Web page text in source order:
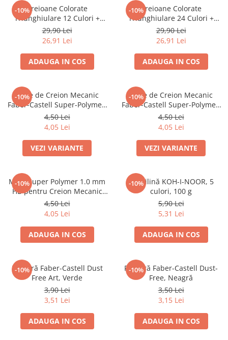
Organizare și Arhivare
Accesorii de organizare
Bibliorafturi
Clipboard-uri
Dosare Plastic
Folii de protecție
Penare cu doua compartimente
Penare cu trei compartimente
Penare echipate
Penare neechipate
Pictură și desen
Accesorii pentru pictură
Acuarele
Culori acrilice
Culori în ulei
Tempera și Guașe
Tăiere și lipire
-10%Creioane Colorate
Triunghiulare 12 Culori +
Ascuțitoare Eco Faber-Castell
29,90 Lei
26,91 Lei
ADAUGA IN COS
-10%Creioane Colorate
Triunghiulare 24 Culori +
Ascuțitoare Eco Faber-Castell
29,90 Lei
26,91 Lei
ADAUGA IN COS
-10%
Mine de Creion Mecanic
Faber-Castell Super-Polymer,
0,5 mm, HB/B, 12 Bucăți
4,50 Lei
4,05 Lei
VEZI VARIANTE
-10%
Mine de Creion Mecanic
Faber-Castell Super-Polymer,
0,7 mm, HB/B, 12 Bucăți
4,50 Lei
4,05 Lei
VEZI VARIANTE
-10%
Mine Super Polymer 1.0 mm
HB pentru Creion Mecanic
Faber-Castell
4,50 Lei
4,05 Lei
ADAUGA IN COS
-10%
Plastilină KOH-I-NOOR, 5
culori, 100 g
5,90 Lei
5,31 Lei
ADAUGA IN COS
-10%
Radieră Faber-Castell Dust
Free Art, Verde
3,90 Lei
3,51 Lei
ADAUGA IN COS
-10%
Radieră Faber-Castell Dust-
Free, Neagră
3,50 Lei
3,15 Lei
ADAUGA IN COS